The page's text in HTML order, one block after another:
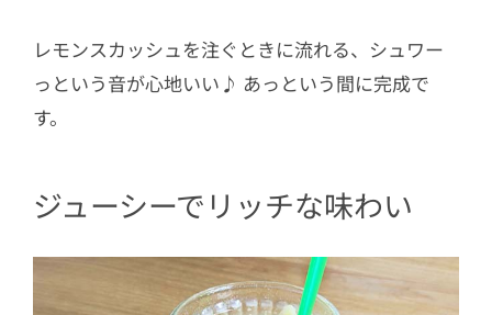
レモンスカッシュを注ぐときに流れる、シュワー
っという音が心地いい♪ あっという間に完成で
す。
ジューシーでリッチな味わい